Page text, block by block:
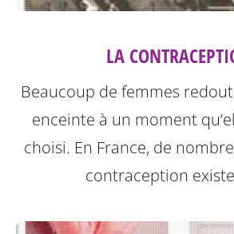
LA
Beaucoup de femmes
enceinte à un moment
choisi. En France, de
contraception